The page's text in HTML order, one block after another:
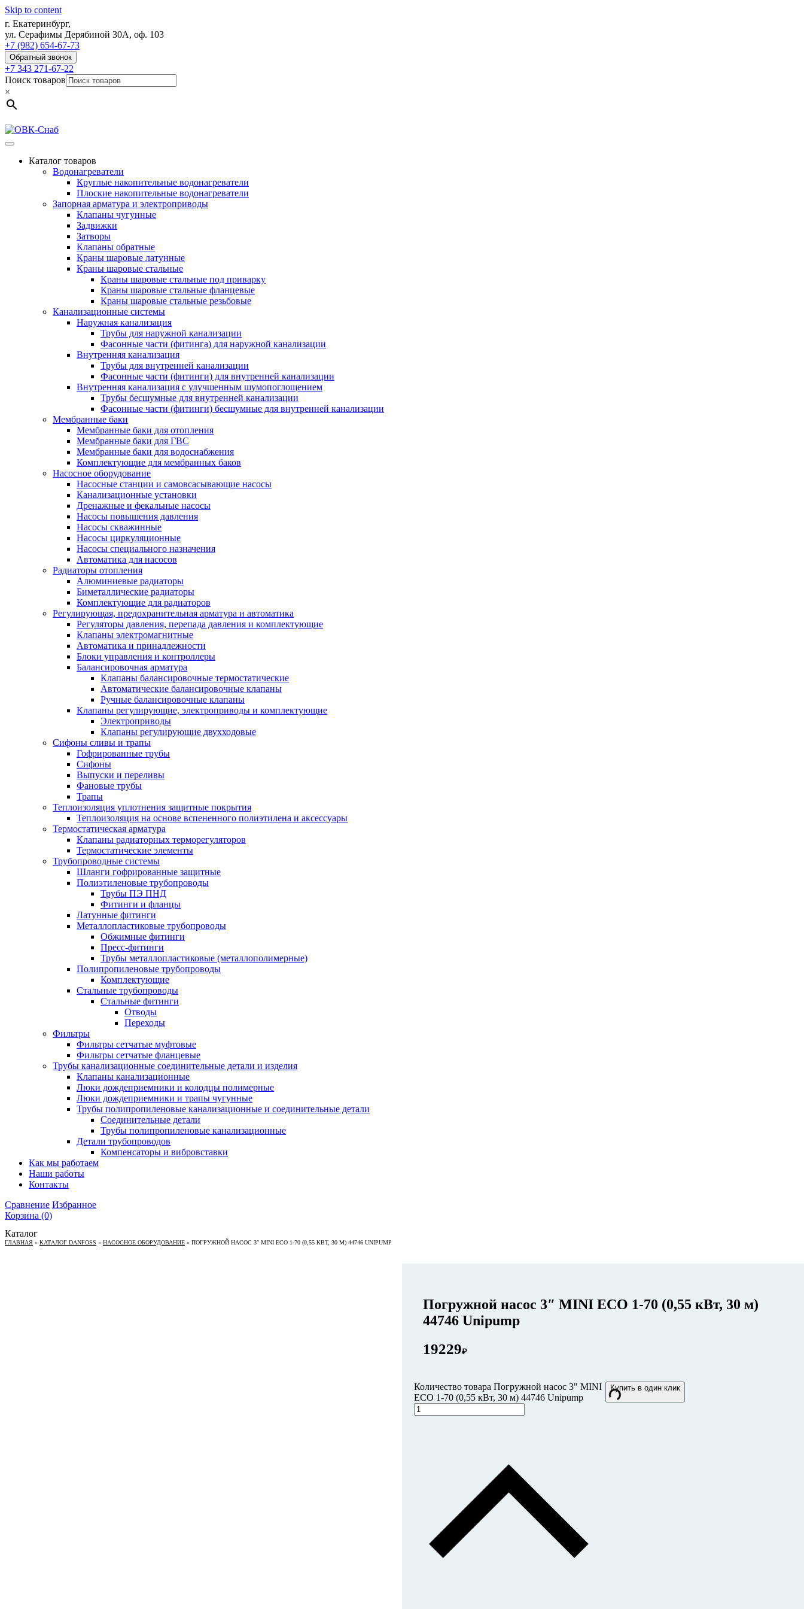
Skip to content
г. Екатеринбург,
ул. Серафимы Дерябиной 30А, оф. 103
+7 (982) 654-67-73
Обратный звонок
+7 343 271-67-22
Поиск товаров
×
Каталог товаров
Водонагреватели
Круглые накопительные водонагреватели
Плоские накопительные водонагреватели
Запорная арматура и электроприводы
Клапаны чугунные
Задвижки
Затворы
Клапаны обратные
Краны шаровые латунные
Краны шаровые стальные
Краны шаровые стальные под приварку
Краны шаровые стальные фланцевые
Краны шаровые стальные резьбовые
Канализационные системы
Наружная канализация
Трубы для наружной канализации
Фасонные части (фитинга) для наружной канализации
Внутренняя канализация
Трубы для внутренней канализации
Фасонные части (фитинги) для внутренней канализации
Внутренняя канализация с улучшенным шумопоглощением
Трубы бесшумные для внутренней канализации
Фасонные части (фитинги) бесшумные для внутренней канализации
Мембранные баки
Мембранные баки для отопления
Мембранные баки для ГВС
Мембранные баки для водоснабжения
Комплектующие для мембранных баков
Насосное оборудование
Насосные станции и самовсасывающие насосы
Канализационные установки
Дренажные и фекальные насосы
Насосы повышения давления
Насосы скважинные
Насосы циркуляционные
Насосы специального назначения
Автоматика для насосов
Радиаторы отопления
Алюминиевые радиаторы
Биметаллические радиаторы
Комплектующие для радиаторов
Регулирующая, предохранительная арматура и автоматика
Регуляторы давления, перепада давления и комплектующие
Клапаны электромагнитные
Автоматика и принадлежности
Блоки управления и контроллеры
Балансировочная арматура
Клапаны балансировочные термостатические
Автоматические балансировочные клапаны
Ручные балансировочные клапаны
Клапаны регулирующие, электроприводы и комплектующие
Электроприводы
Клапаны регулирующие двухходовые
Сифоны сливы и трапы
Гофрированные трубы
Сифоны
Выпуски и переливы
Фановые трубы
Трапы
Теплоизоляция уплотнения защитные покрытия
Теплоизоляция на основе вспененного полиэтилена и аксессуары
Термостатическая арматура
Клапаны радиаторных терморегуляторов
Термостатические элементы
Трубопроводные системы
Шланги гофрированные защитные
Полиэтиленовые трубопроводы
Трубы ПЭ ПНД
Фитинги и фланцы
Латунные фитинги
Металлопластиковые трубопроводы
Обжимные фитинги
Пресс-фитинги
Трубы металлопластиковые (металлополимерные)
Полипропиленовые трубопроводы
Комплектующие
Стальные трубопроводы
Стальные фитинги
Отводы
Переходы
Фильтры
Фильтры сетчатые муфтовые
Фильтры сетчатые фланцевые
Трубы канализационные соединительные детали и изделия
Клапаны канализационные
Люки дождеприемники и колодцы полимерные
Люки дождеприемники и трапы чугунные
Трубы полипропиленовые канализационные и соединительные детали
Соединительные детали
Трубы полипропиленовые канализационные
Детали трубопроводов
Компенсаторы и вибровставки
Как мы работаем
Наши работы
Контакты
Сравнение Избранное
Корзина (0)
Каталог
ГЛАВНАЯ » КАТАЛОГ DANFOSS » НАСОСНОЕ ОБОРУДОВАНИЕ » ПОГРУЖНОЙ НАСОС 3″ MINI ECO 1-70 (0,55 КВТ, 30 М) 44746 UNIPUMP
Погружной насос 3″ MINI ECO 1-70 (0,55 кВт, 30 м)
44746 Unipump
19229₽
Количество товара Погружной насос 3" MINI
ECO 1-70 (0,55 кВт, 30 м) 44746 Unipump
Купить в один клик